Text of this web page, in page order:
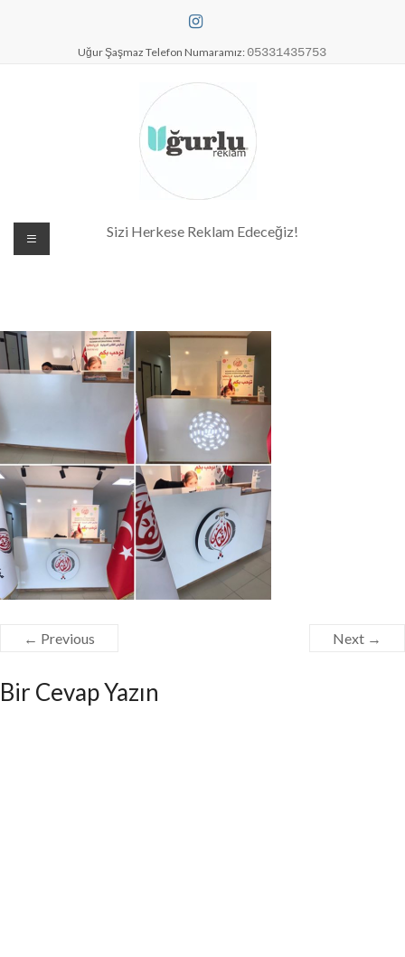
Uğur Şaşmaz Telefon Numaramız: 05331435753
Dijital Baskı Merkezi| Antalya
Reklam Baskı| Antalya Tabela
Sizi Herkese Reklam Edeceğiz!
← Previous Next →
Bir Cevap Yazın